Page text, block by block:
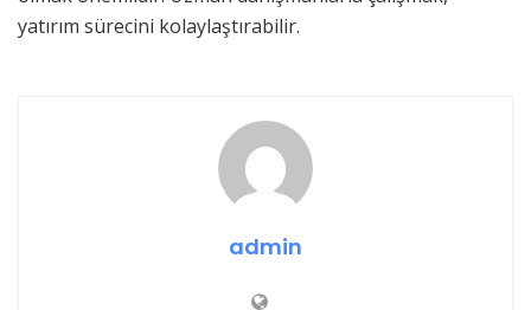
yatırım sürecini kolaylaştırabilir.
admin